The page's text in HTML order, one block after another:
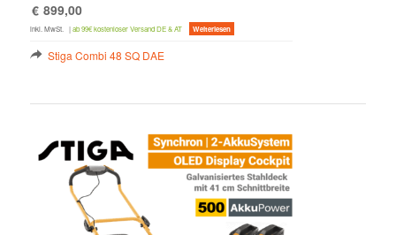
€ 899,00
inkl. MwSt. |ab 99€ kostenloser Versand DE & AT Weiterlesen
Stiga Combi 48 SQ DAE